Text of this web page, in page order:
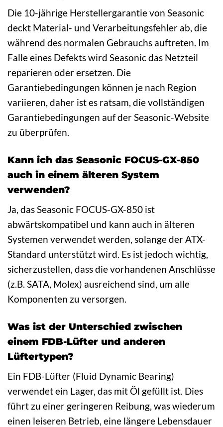
Die 10-jährige Herstellergarantie von Seasonic
deckt Material- und Verarbeitungsfehler ab, die
während des normalen Gebrauchs auftreten. Im
Falle eines Defekts wird Seasonic das Netzteil
reparieren oder ersetzen. Die
Garantiebedingungen können je nach Region
variieren, daher ist es ratsam, die vollständigen
Garantiebedingungen auf der Seasonic-Website
zu überprüfen.
Kann ich das Seasonic FOCUS-GX-850
auch in einem älteren System
verwenden?
Ja, das Seasonic FOCUS-GX-850 ist
abwärtskompatibel und kann auch in älteren
Systemen verwendet werden, solange der ATX-
Standard unterstützt wird. Es ist jedoch wichtig,
sicherzustellen, dass die vorhandenen Anschlüsse
(z.B. SATA, Molex) ausreichend sind, um alle
Komponenten zu versorgen.
Was ist der Unterschied zwischen
einem FDB-Lüfter und anderen
Lüftertypen?
Ein FDB-Lüfter (Fluid Dynamic Bearing)
verwendet ein Lager, das mit Öl gefüllt ist. Dies
führt zu einer geringeren Reibung, was wiederum
einen leiseren Betrieb, eine längere Lebensdauer